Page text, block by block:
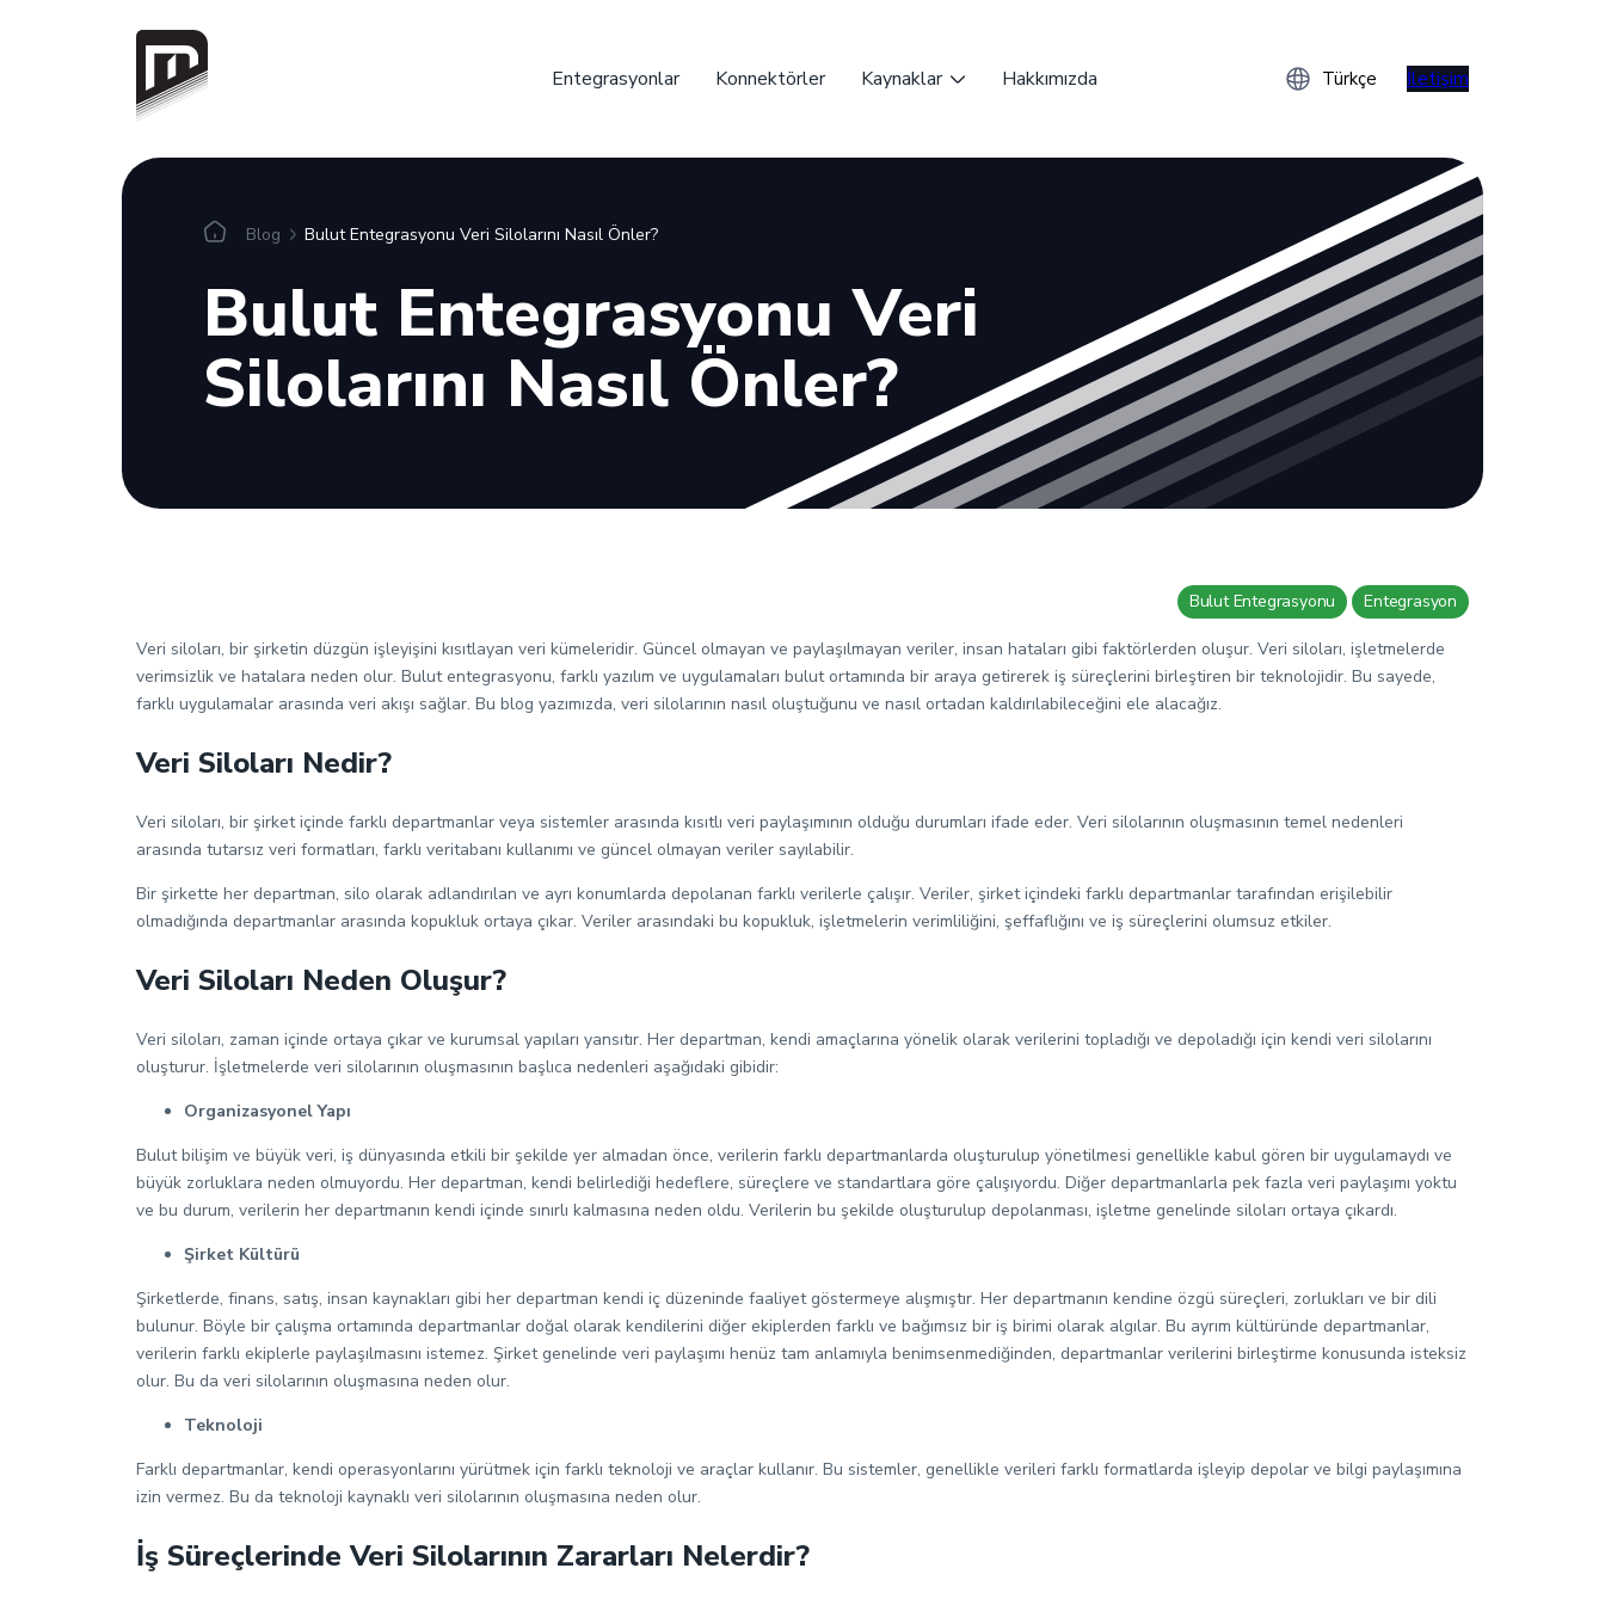
Entegrasyonlar Konnektörler Kaynaklar Hakkımızda Türkçe İletişim
Konnektörler
Blog Bulut Entegrasyonu Veri Silolarını Nasıl Önler?
Bulut Entegrasyonu Veri
Silolarını Nasıl Önler?
Bulut Entegrasyonu Entegrasyon
Veri siloları, bir şirketin düzgün işleyişini kısıtlayan veri kümeleridir. Güncel olmayan ve paylaşılmayan veriler, insan hataları gibi faktörlerden oluşur. Veri siloları, işletmelerde
verimsizlik ve hatalara neden olur. Bulut entegrasyonu, farklı yazılım ve uygulamaları bulut ortamında bir araya getirerek iş süreçlerini birleştiren bir teknolojidir. Bu sayede,
farklı uygulamalar arasında veri akışı sağlar. Bu blog yazımızda, veri silolarının nasıl oluştuğunu ve nasıl ortadan kaldırılabileceğini ele alacağız.
Veri Siloları Nedir?
Veri siloları, bir şirket içinde farklı departmanlar veya sistemler arasında kısıtlı veri paylaşımının olduğu durumları ifade eder. Veri silolarının oluşmasının temel nedenleri
arasında tutarsız veri formatları, farklı veritabanı kullanımı ve güncel olmayan veriler sayılabilir.
Bir şirkette her departman, silo olarak adlandırılan ve ayrı konumlarda depolanan farklı verilerle çalışır. Veriler, şirket içindeki farklı departmanlar tarafından erişilebilir
olmadığında departmanlar arasında kopukluk ortaya çıkar. Veriler arasındaki bu kopukluk, işletmelerin verimliliğini, şeffaflığını ve iş süreçlerini olumsuz etkiler.
Veri Siloları Neden Oluşur?
Veri siloları, zaman içinde ortaya çıkar ve kurumsal yapıları yansıtır. Her departman, kendi amaçlarına yönelik olarak verilerini topladığı ve depoladığı için kendi veri silolarını
oluşturur. İşletmelerde veri silolarının oluşmasının başlıca nedenleri aşağıdaki gibidir:
Organizasyonel Yapı
Bulut bilişim ve büyük veri, iş dünyasında etkili bir şekilde yer almadan önce, verilerin farklı departmanlarda oluşturulup yönetilmesi genellikle kabul gören bir uygulamaydı ve
büyük zorluklara neden olmuyordu. Her departman, kendi belirlediği hedeflere, süreçlere ve standartlara göre çalışıyordu. Diğer departmanlarla pek fazla veri paylaşımı yoktu
ve bu durum, verilerin her departmanın kendi içinde sınırlı kalmasına neden oldu. Verilerin bu şekilde oluşturulup depolanması, işletme genelinde siloları ortaya çıkardı.
Şirket Kültürü
Şirketlerde, finans, satış, insan kaynakları gibi her departman kendi iç düzeninde faaliyet göstermeye alışmıştır. Her departmanın kendine özgü süreçleri, zorlukları ve bir dili
bulunur. Böyle bir çalışma ortamında departmanlar doğal olarak kendilerini diğer ekiplerden farklı ve bağımsız bir iş birimi olarak algılar. Bu ayrım kültüründe departmanlar,
verilerin farklı ekiplerle paylaşılmasını istemez. Şirket genelinde veri paylaşımı henüz tam anlamıyla benimsenmediğinden, departmanlar verilerini birleştirme konusunda isteksiz
olur. Bu da veri silolarının oluşmasına neden olur.
Teknoloji
Farklı departmanlar, kendi operasyonlarını yürütmek için farklı teknoloji ve araçlar kullanır. Bu sistemler, genellikle verileri farklı formatlarda işleyip depolar ve bilgi paylaşımına
izin vermez. Bu da teknoloji kaynaklı veri silolarının oluşmasına neden olur.
İş Süreçlerinde Veri Silolarının Zararları Nelerdir?